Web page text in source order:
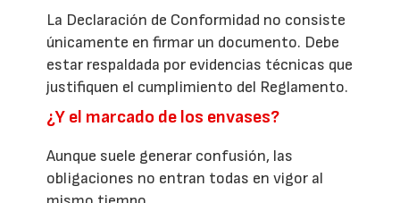
La Declaración de Conformidad no consiste
únicamente en firmar un documento. Debe
estar respaldada por evidencias técnicas que
justifiquen el cumplimiento del Reglamento.
¿Y el marcado de los envases?
Aunque suele generar confusión, las
obligaciones no entran todas en vigor al